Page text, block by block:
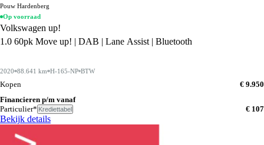
Pouw Hardenberg
Op voorraad
Volkswagen up!
1.0 60pk Move up! | DAB | Lane Assist | Bluetooth
2020 88.641 km H-165-NP BTW
Kopen
€ 9.950
Financieren p/m vanaf
Particulier* Krediettabel € 107
Bekijk details